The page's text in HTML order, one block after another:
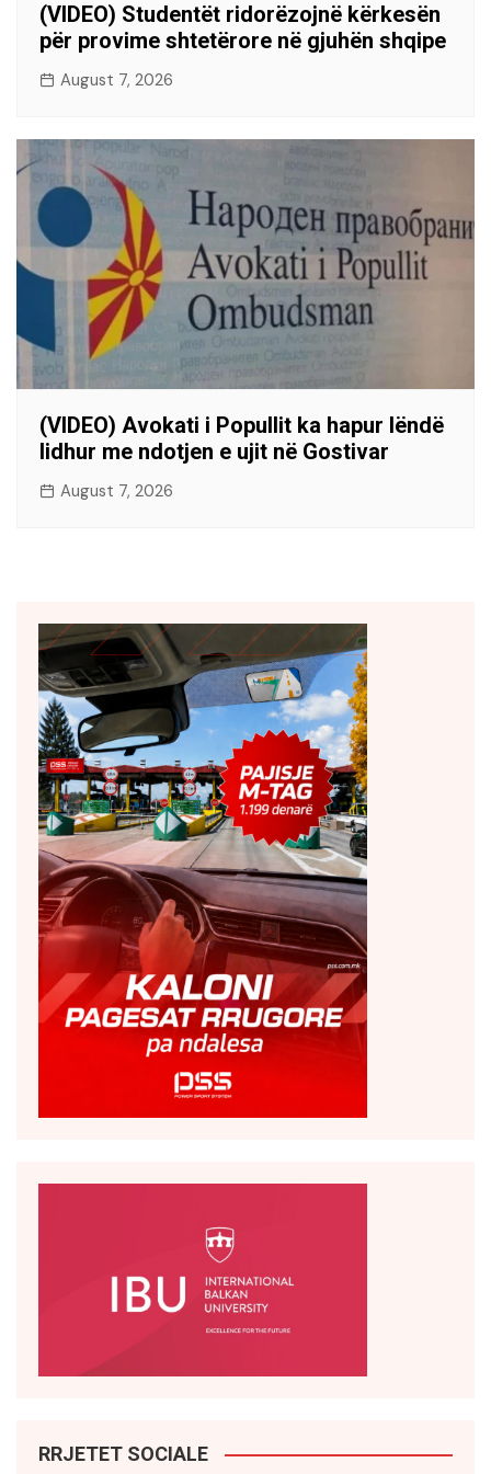
(VIDEO) Studentët ridorëzojnë kërkesën
për provime shtetërore në gjuhën shqipe
August 7, 2026
(VIDEO) Avokati i Popullit ka hapur lëndë
lidhur me ndotjen e ujit në Gostivar
August 7, 2026
RRJETET SOCIALE